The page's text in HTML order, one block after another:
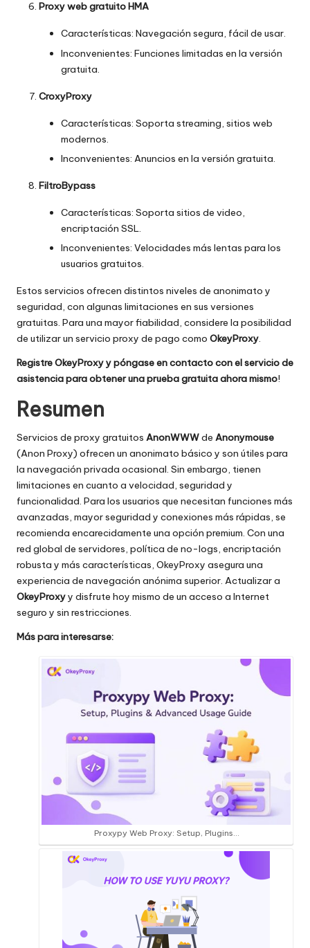
Proxy web gratuito HMA
Características: Navegación segura, fácil de usar.
Inconvenientes: Funciones limitadas en la versión
gratuita.
CroxyProxy
Características: Soporta streaming, sitios web
modernos.
Inconvenientes: Anuncios en la versión gratuita.
FiltroBypass
Características: Soporta sitios de video,
encriptación SSL.
Inconvenientes: Velocidades más lentas para los
usuarios gratuitos.
Estos servicios ofrecen distintos niveles de anonimato y
seguridad, con algunas limitaciones en sus versiones
gratuitas. Para una mayor fiabilidad, considere la posibilidad
de utilizar un servicio proxy de pago como OkeyProxy.
Registre OkeyProxy y póngase en contacto con el servicio de
asistencia para obtener una prueba gratuita ahora mismo!
Resumen
Servicios de proxy gratuitos AnonWWWde Anonymouse
(Anon Proxy) ofrecen un anonimato básico y son útiles para
la navegación privada ocasional. Sin embargo, tienen
limitaciones en cuanto a velocidad, seguridad y
funcionalidad. Para los usuarios que necesitan funciones más
avanzadas, mayor seguridad y conexiones más rápidas, se
recomienda encarecidamente una opción premium. Con una
red global de servidores, política de no-logs, encriptación
robusta y más características, OkeyProxy asegura una
experiencia de navegación anónima superior. Actualizar a
OkeyProxyy disfrute hoy mismo de un acceso a Internet
seguro y sin restricciones.
Más para interesarse:
Proxypy Web Proxy: Setup, Plugins…